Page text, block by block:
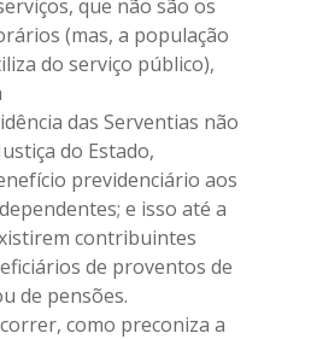
que não são os
(mas, a população
do serviço público),
das Serventias não
do Estado,
previdenciário aos
e isso até a
contribuintes
de proventos de
de pensões.
como preconiza a